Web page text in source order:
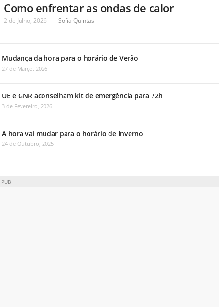
Como enfrentar as ondas de calor
2 de Julho, 2026 Sofia Quintas
Mudança da hora para o horário de Verão
27 de Março, 2026
UE e GNR aconselham kit de emergência para 72h
3 de Fevereiro, 2026
A hora vai mudar para o horário de Inverno
24 de Outubro, 2025
PUB